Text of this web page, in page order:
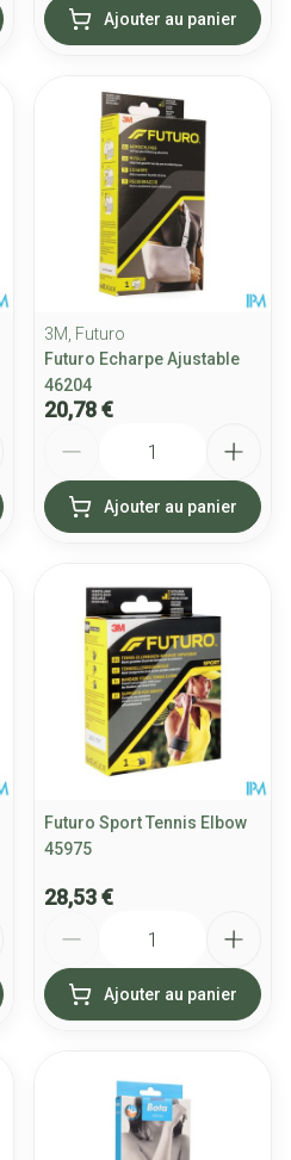
Ajouter au panier
3M, Futuro
Futuro Echarpe Ajustable
46204
20,78 €
Ajouter au panier
Futuro Sport Tennis Elbow
45975
28,53 €
Ajouter au panier